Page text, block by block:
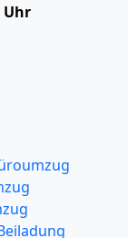
Uhr